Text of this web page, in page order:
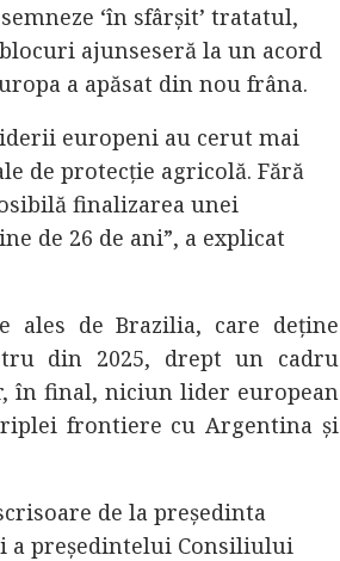
‘în sfârșit’ tratatul,
ajunseseră la un acord
a apăsat din nou frâna.
europeni au cerut mai
de protecție agricolă. Fără
finalizarea unei
de 26 de ani”, a explicat
ales de Brazilia, care deține
din 2025, drept un cadru
în final, niciun lider european
frontiere cu Argentina și
de la președinta
a președintelui Consiliului